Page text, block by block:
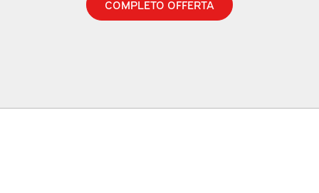
COMPLETO OFFERTA